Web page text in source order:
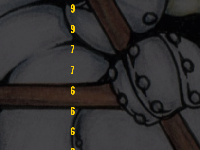
9
9
7
7
6
6
6